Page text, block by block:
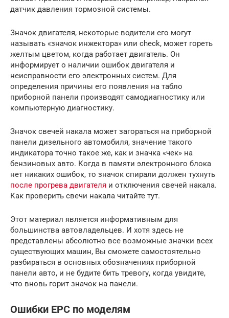
датчик давления тормозной системы.
Значок двигателя, некоторые водители его могут
называть «значок инжектора» или check, может гореть
желтым цветом, когда работает двигатель. Он
информирует о наличии ошибок двигателя и
неисправности его электронных систем. Для
определения причины его появления на табло
приборной панели производят самодиагностику или
компьютерную диагностику.
Значок свечей накала может загораться на приборной
панели дизельного автомобиля, значение такого
индикатора точно такое же, как и значка «чек» на
бензиновых авто. Когда в памяти электронного блока
нет никаких ошибок, то значок спирали должен тухнуть
после прогрева двигателя и отключения свечей накала.
Как проверить свечи накала читайте тут.
Этот материал является информативным для
большинства автовладельцев. И хотя здесь не
представлены абсолютно все возможные значки всех
существующих машин, Вы сможете самостоятельно
разбираться в основных обозначениях приборной
панели авто, и не будите бить тревогу, когда увидите,
что вновь горит значок на панели.
Ошибки EPC по моделям